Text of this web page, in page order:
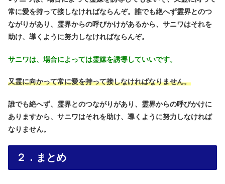
常に愛を持って接しなければならんぞ。誰でも絶へず霊界とのつ
ながりがあり、霊界からの呼びかけがあるから、サニワはそれを
助け、導くように努力しなければならんぞ。
サニワは、場合によっては霊媒を誘導していいです。
又霊に向かって常に愛を持って接しなければなりません。
誰でも絶へず、霊界とのつながりがあり、霊界からの呼びかけに
ありますから、サニワはそれを助け、導くように努力しなければ
なりません。
２．まとめ